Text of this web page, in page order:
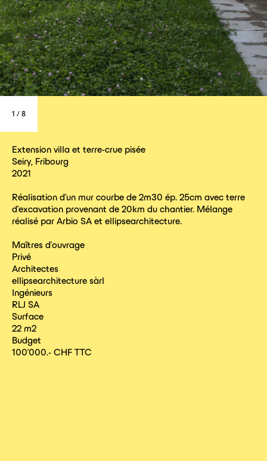
1 / 8
Extension villa et terre-crue pisée
Seiry, Fribourg
2021
Réalisation d’un mur courbe de 2m30 ép. 25cm avec terre
d’excavation provenant de 20km du chantier. Mélange
réalisé par Arbio SA et ellipsearchitecture.
Maîtres d’ouvrage
Privé
Architectes
ellipsearchitecture sàrl
Ingénieurs
RLJ SA
Surface
22 m2
Budget
100’000.- CHF TTC